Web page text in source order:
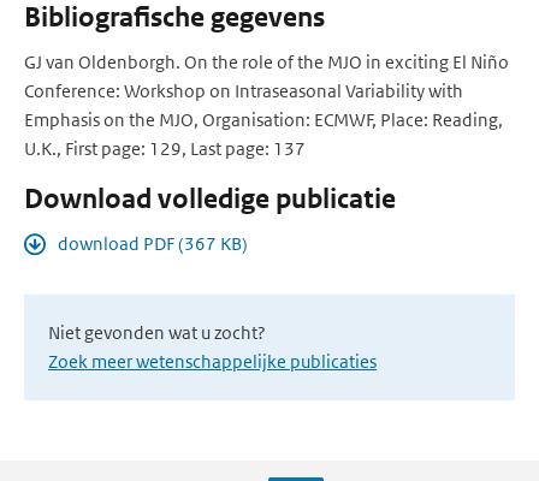
Bibliografische gegevens
GJ van Oldenborgh. On the role of the MJO in exciting El Niño
Conference: Workshop on Intraseasonal Variability with
Emphasis on the MJO, Organisation: ECMWF, Place: Reading,
U.K., First page: 129, Last page: 137
Download volledige publicatie
download PDF (367 KB)
Niet gevonden wat u zocht?
Zoek meer wetenschappelijke publicaties